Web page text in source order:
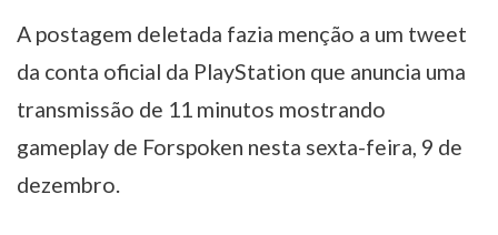
A postagem deletada fazia menção a um tweet
da conta oficial da PlayStation que anuncia uma
transmissão de 11 minutos mostrando
gameplay de Forspoken nesta sexta-feira, 9 de
dezembro.